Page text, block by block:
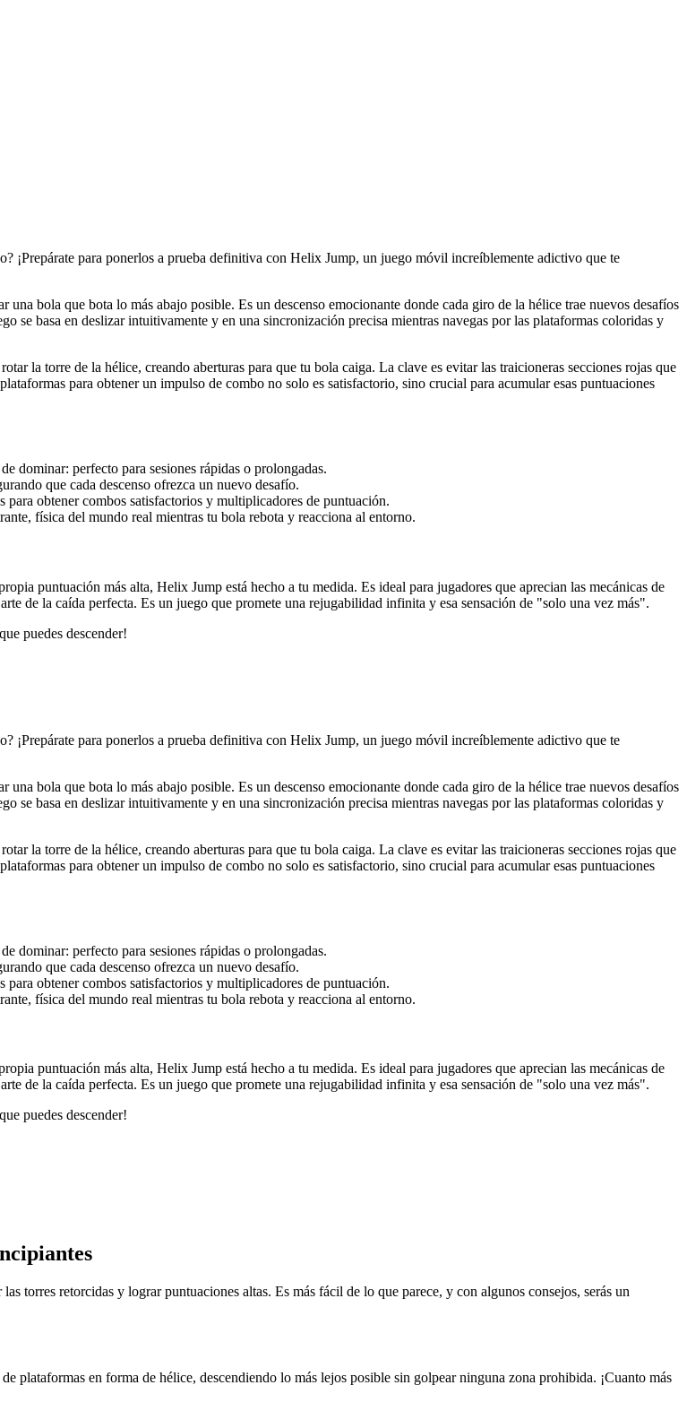
¡Prepárate para ponerlos a prueba definitiva con Helix Jump, un juego móvil increíblemente adictivo que te
bola que bota lo más abajo posible. Es un descenso emocionante donde cada giro de la hélice trae nuevos desafíos
se basa en deslizar intuitivamente y en una sincronización precisa mientras navegas por las plataformas coloridas y
la torre de la hélice, creando aberturas para que tu bola caiga. La clave es evitar las traicioneras secciones rojas que
para obtener un impulso de combo no solo es satisfactorio, sino crucial para acumular esas puntuaciones
dominar: perfecto para sesiones rápidas o prolongadas.
que cada descenso ofrezca un nuevo desafío.
obtener combos satisfactorios y multiplicadores de puntuación.
física del mundo real mientras tu bola rebota y reacciona al entorno.
puntuación más alta, Helix Jump está hecho a tu medida. Es ideal para jugadores que aprecian las mecánicas de
de la caída perfecta. Es un juego que promete una rejugabilidad infinita y esa sensación de "solo una vez más".
puedes descender!
¡Prepárate para ponerlos a prueba definitiva con Helix Jump, un juego móvil increíblemente adictivo que te
bola que bota lo más abajo posible. Es un descenso emocionante donde cada giro de la hélice trae nuevos desafíos
se basa en deslizar intuitivamente y en una sincronización precisa mientras navegas por las plataformas coloridas y
la torre de la hélice, creando aberturas para que tu bola caiga. La clave es evitar las traicioneras secciones rojas que
para obtener un impulso de combo no solo es satisfactorio, sino crucial para acumular esas puntuaciones
dominar: perfecto para sesiones rápidas o prolongadas.
que cada descenso ofrezca un nuevo desafío.
obtener combos satisfactorios y multiplicadores de puntuación.
física del mundo real mientras tu bola rebota y reacciona al entorno.
puntuación más alta, Helix Jump está hecho a tu medida. Es ideal para jugadores que aprecian las mecánicas de
de la caída perfecta. Es un juego que promete una rejugabilidad infinita y esa sensación de "solo una vez más".
puedes descender!
torres retorcidas y lograr puntuaciones altas. Es más fácil de lo que parece, y con algunos consejos, serás un
plataformas en forma de hélice, descendiendo lo más lejos posible sin golpear ninguna zona prohibida. ¡Cuanto más